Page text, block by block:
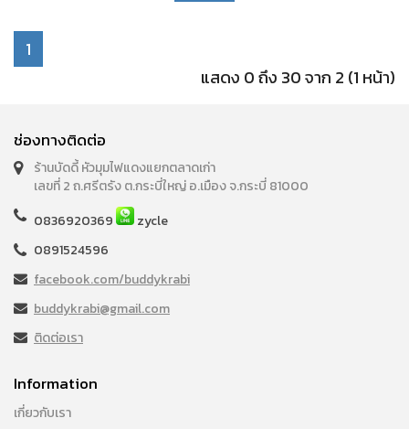
1
แสดง 0 ถึง 30 จาก 2 (1 หน้า)
ช่องทางติดต่อ
ร้านบัดดี้ หัวมุมไฟแดงแยกตลาดเก่า
เลขที่ 2 ถ.ศรีตรัง ต.กระบี่ใหญ่ อ.เมือง จ.กระบี่ 81000
0836920369
zycle
0891524596
facebook.com/buddykrabi
buddykrabi@gmail.com
ติดต่อเรา
Information
เกี่ยวกับเรา